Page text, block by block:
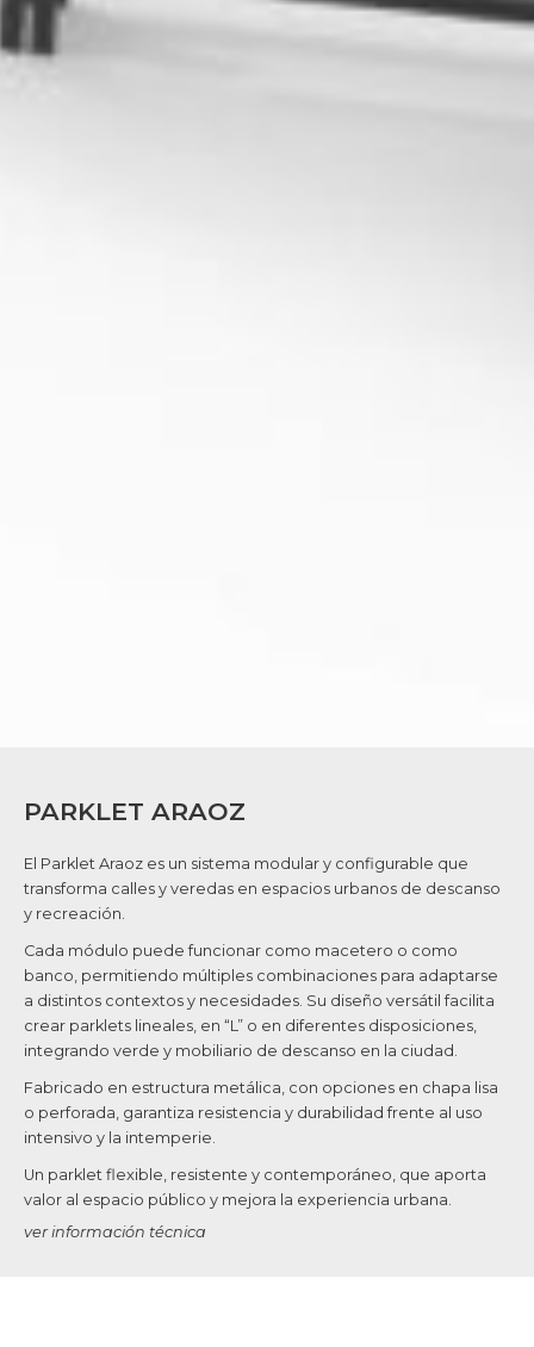
PARKLET ARAOZ
El Parklet Araoz es un sistema modular y configurable que
transforma calles y veredas en espacios urbanos de descanso
y recreación.
Cada módulo puede funcionar como macetero o como
banco, permitiendo múltiples combinaciones para adaptarse
a distintos contextos y necesidades. Su diseño versátil facilita
crear parklets lineales, en “L” o en diferentes disposiciones,
integrando verde y mobiliario de descanso en la ciudad.
Fabricado en estructura metálica, con opciones en chapa lisa
o perforada, garantiza resistencia y durabilidad frente al uso
intensivo y la intemperie.
Un parklet flexible, resistente y contemporáneo, que aporta
valor al espacio público y mejora la experiencia urbana.
ver información técnica